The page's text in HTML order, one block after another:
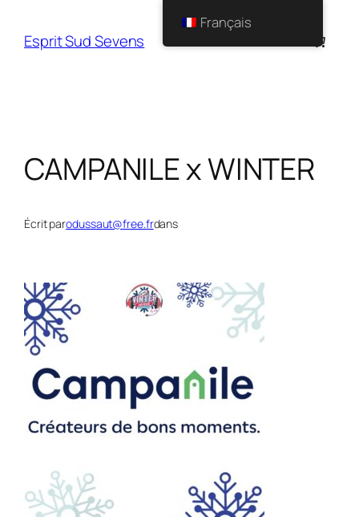
Esprit Sud Sevens
CAMPANILE x WINTER
Écrit parodussaut@free.frdans
Français